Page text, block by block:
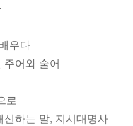
우다
주어와 술어
로
하는 말, 지시대명사